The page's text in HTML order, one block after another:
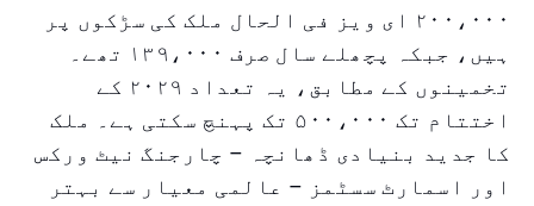
۲۰۰،۰۰۰ ای ویز فی الحال ملک کی سڑکوں پر
ہیں، جبکہ پچھلے سال صرف ۱۳۹،۰۰۰ تھے۔
تخمینوں کے مطابق، یہ تعداد ۲۰۲۹ کے
اختتام تک ۵۰۰،۰۰۰ تک پہنچ سکتی ہے۔ ملک
کا جدید بنیادی ڈھانچہ – چارجنگ نیٹ ورکس
اور اسمارٹ سسٹمز – عالمی معیار سے بہتر